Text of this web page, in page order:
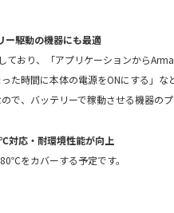
ー駆動の機器にも最適
おり、「アプリケーションから
た時間に本体の電源をONにする」
で、バッテリーで稼動させる機器の
応・耐環境性能が向上
をカバーする予定です。